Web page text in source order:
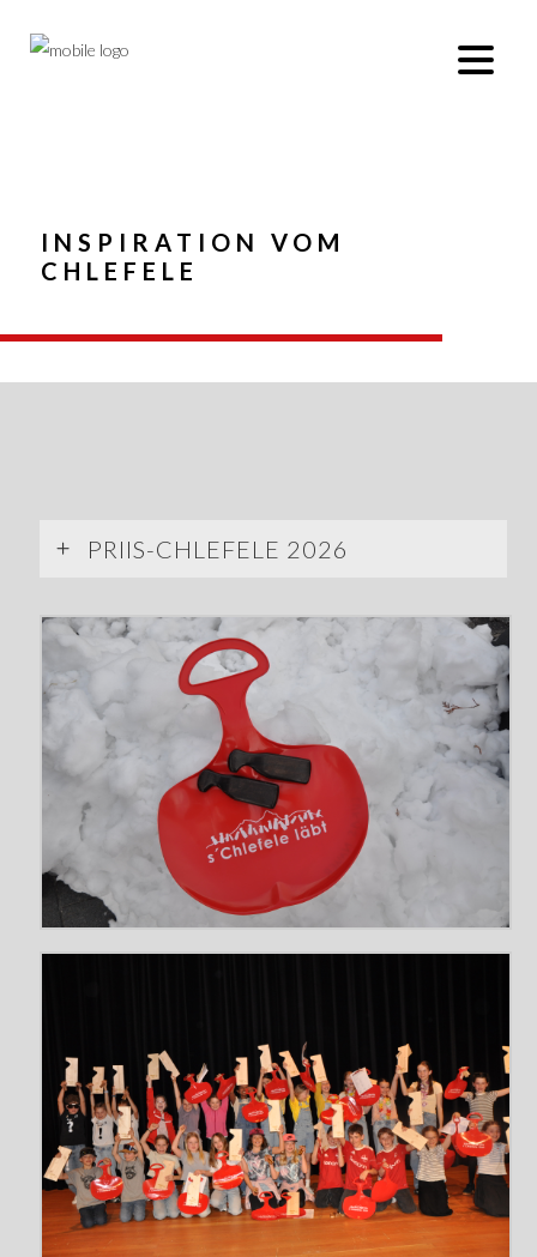
INSPIRATION VOM
CHLEFELE
PRIIS-CHLEFELE 2026